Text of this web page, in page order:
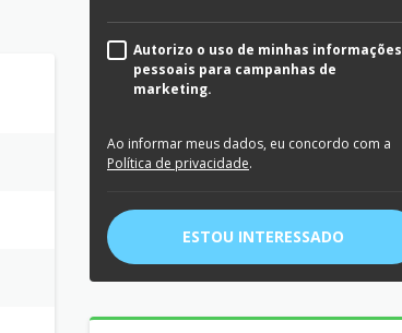
Autorizo o uso de minhas informações
pessoais para campanhas de
marketing.
Ao informar meus dados, eu concordo com a
Política de privacidade.
ESTOU INTERESSADO